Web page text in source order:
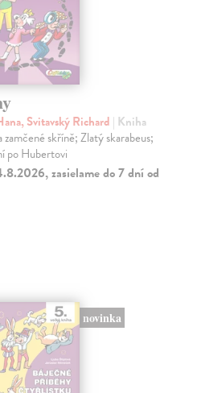
Svitavský Richard | Kniha
skříně; Zlatý skarabeus;
po Hubertovi
zasielame do 7 dní od
novinka